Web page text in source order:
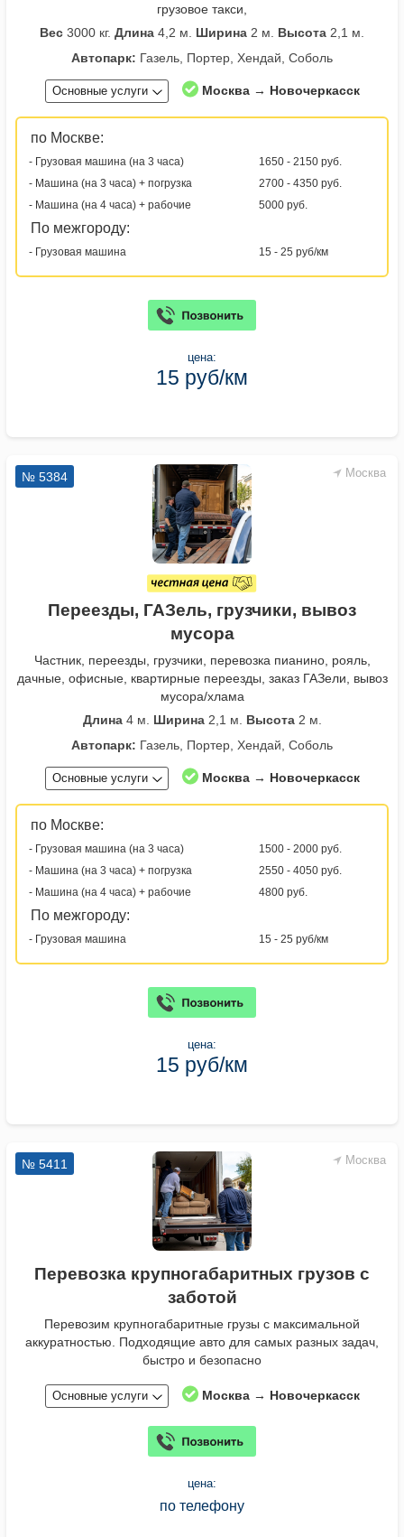
грузовое такси,
Вес 3000 кг. Длина 4,2 м. Ширина 2 м. Высота 2,1 м.
Автопарк: Газель, Портер, Хендай, Соболь
Основные услуги Москва → Новочеркасск
по Москве:
- Грузовая машина (на 3 часа)
1650 - 2150 руб.
- Машина (на 3 часа) + погрузка
2700 - 4350 руб.
- Машина (на 4 часа) + рабочие
5000 руб.
По межгороду:
- Грузовая машина 15 - 25 руб/км
цена:
15 руб/км
Москва
№ 5384
Переезды, ГАЗель, грузчики, вывоз
мусора
Частник, переезды, грузчики, перевозка пианино, рояль,
дачные, офисные, квартирные переезды, заказ ГАЗели, вывоз
мусора/хлама
Длина4 м. Ширина2,1 м. Высота2 м.
Автопарк: Газель, Портер, Хендай, Соболь
Основные услуги Москва → Новочеркасск
по Москве:
- Грузовая машина (на 3 часа)
1500 - 2000 руб.
- Машина (на 3 часа) + погрузка
2550 - 4050 руб.
- Машина (на 4 часа) + рабочие
4800 руб.
По межгороду:
- Грузовая машина 15 - 25 руб/км
цена:
15 руб/км
Москва
№ 5411
Перевозка крупногабаритных грузов с
заботой
Перевозим крупногабаритные грузы с максимальной
аккуратностью. Подходящие авто для самых разных задач,
быстро и безопасно
Основные услуги Москва → Новочеркасск
цена:
по телефону